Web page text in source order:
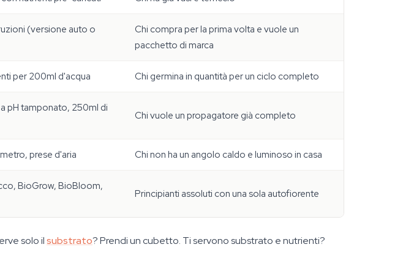
(versione auto o
Chi compra per la prima volta e vuole un
pacchetto di marca
per 200ml d'acqua Chi germina in quantità per un ciclo completo
pH tamponato, 250ml di
Chi vuole un propagatore già completo
prese d'aria Chi non ha un angolo caldo e luminoso in casa
BioGrow, BioBloom,
Principianti assoluti con una sola autofiorente
solo ilsubstrato? Prendi un cubetto. Ti servono substrato e nutrienti?